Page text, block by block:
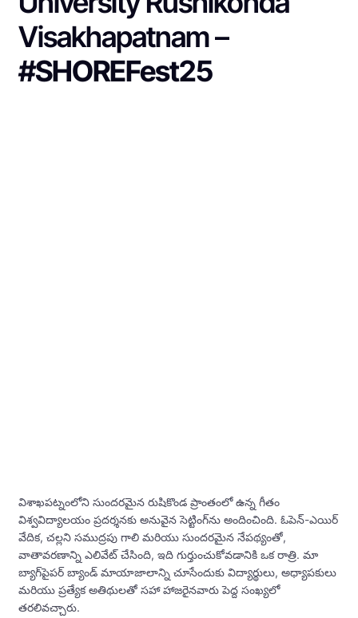
Visakhapatnam –
#SHOREFest25
విశాఖపట్నంలోని సుందరమైన రుషికొండ ప్రాంతంలో ఉన్న గీతం
విశ్వవిద్యాలయం ప్రదర్శనకు అనువైన సెట్టింగ్‌ను అందించింది. ఓపెన్-ఎయిర్
వేదిక, చల్లని సముద్రపు గాలి మరియు సుందరమైన నేపథ్యంతో,
వాతావరణాన్ని ఎలివేట్ చేసింది, ఇది గుర్తుంచుకోవడానికి ఒక రాత్రి. మా
బ్యాగ్‌పైపర్ బ్యాండ్ మాయాజాలాన్ని చూసేందుకు విద్యార్థులు, అధ్యాపకులు
మరియు ప్రత్యేక అతిథులతో సహా హాజరైనవారు పెద్ద సంఖ్యలో
తరలివచ్చారు.